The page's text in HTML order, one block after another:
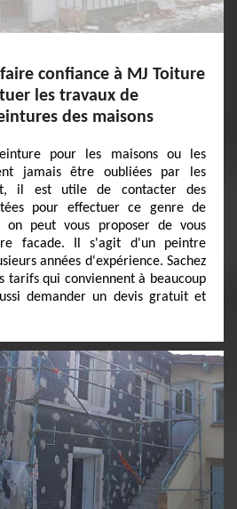
confiance à MJ Toiture
les travaux de
des maisons
pour les maisons ou les
jamais être oubliées par les
il est utile de contacter des
pour effectuer ce genre de
on peut vous proposer de vous
facade. Il s'agit d'un peintre
années d'expérience. Sachez
tarifs qui conviennent à beaucoup
demander un devis gratuit et